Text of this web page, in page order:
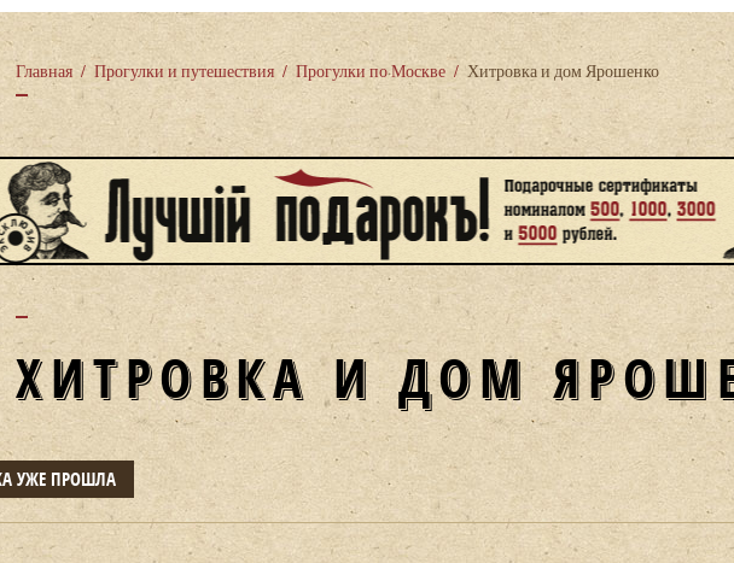
Главная / Прогулки и путешествия / Прогулки по Москве / Хитровка и дом Ярошенко
ХИТРОВКА И ДОМ
УЖЕ ПРОШЛА